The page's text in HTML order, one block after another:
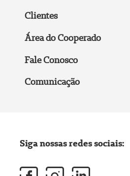
Clientes
Área do Cooperado
Fale Conosco
Comunicação
Siga nossas redes sociais: